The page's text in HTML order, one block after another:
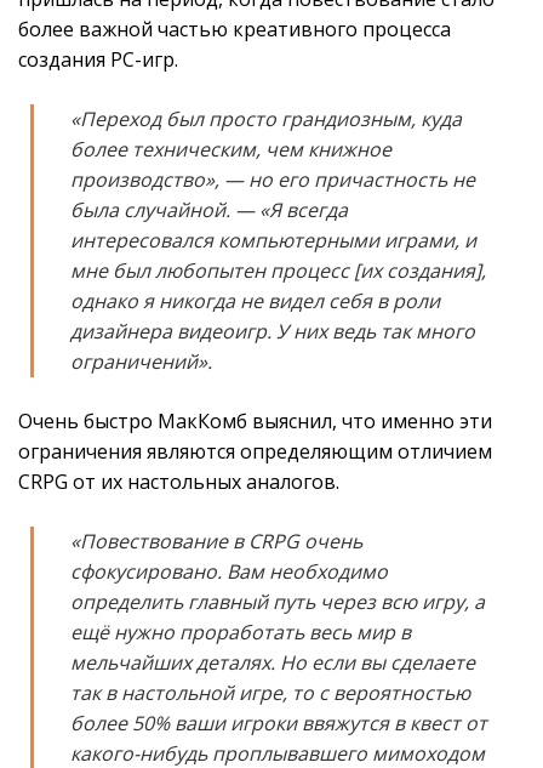
более важной частью креативного процесса
создания PC-игр.
«Переход был просто грандиозным, куда
более техническим, чем книжное
производство», — но его причастность не
была случайной. —«Я всегда
интересовался компьютерными играми, и
мне был любопытен процесс [их создания],
однако я никогда не видел себя в роли
дизайнера видеоигр. У них ведь так много
ограничений».
Очень быстро МакКомб выяснил, что именно эти
ограничения являются определяющим отличием
CRPG от их настольных аналогов.
«Повествование в CRPG очень
сфокусировано. Вам необходимо
определить главный путь через всю игру, а
ещё нужно проработать весь мир в
мельчайших деталях. Но если вы сделаете
так в настольной игре, то с вероятностью
более 50% ваши игроки ввяжутся в квест от
какого-нибудь проплывавшего мимоходом